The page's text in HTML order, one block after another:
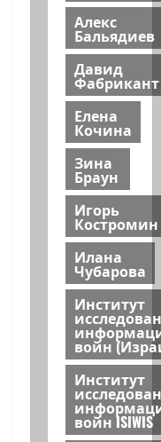
Mail.Ru
Алекс
Бальядиев
Давид
Фабрикант
Елена
Кочина
Зина
Браун
Игорь
Костромин
Илана
Чубарова
Институт
войн
Институт
войн ISIWIS